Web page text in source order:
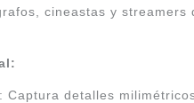
cineastas y
Captura detalles